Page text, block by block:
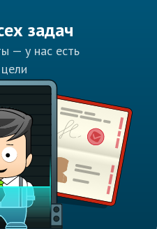
задач
— у нас есть